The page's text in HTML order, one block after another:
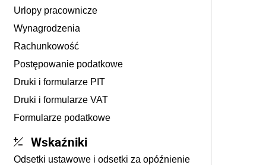
Urlopy pracownicze
Wynagrodzenia
Rachunkowość
Postępowanie podatkowe
Druki i formularze PIT
Druki i formularze VAT
Formularze podatkowe
Wskaźniki
Odsetki ustawowe i odsetki za opóźnienie